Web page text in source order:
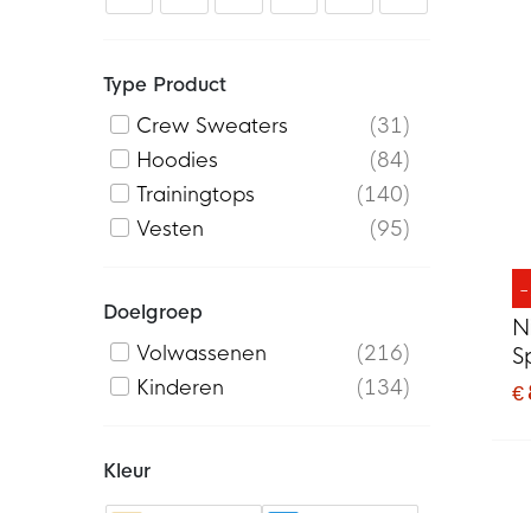
€
Type Product
Crew Sweaters
31
Hoodies
84
Trainingtops
140
Vesten
95
Doelgroep
Volwassenen
216
Kinderen
134
Kleur